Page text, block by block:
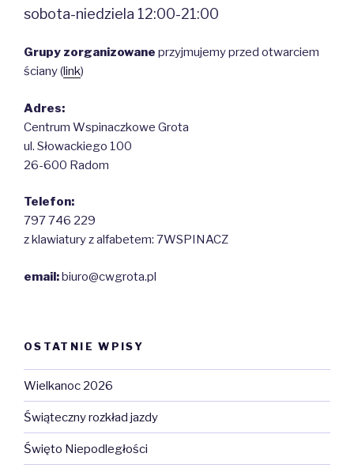
sobota-niedziela 12:00-21:00
Grupy zorganizowane przyjmujemy przed otwarciem
ściany (link)
Adres:
Centrum Wspinaczkowe Grota
ul. Słowackiego 100
26-600 Radom
Telefon:
797 746 229
z klawiatury z alfabetem: 7WSPINACZ
email:biuro@cwgrota.pl
OSTATNIE WPISY
Wielkanoc 2026
Świąteczny rozkład jazdy
Święto Niepodległości